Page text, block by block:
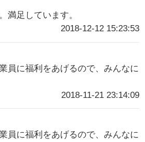
満足しています。
2018-12-12 15:23:53
員に福利をあげるので、みんなに
2018-11-21 23:14:09
員に福利をあげるので、みんなに